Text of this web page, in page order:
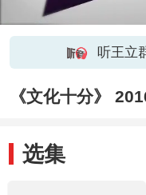
听王立
《文化十分》
选集